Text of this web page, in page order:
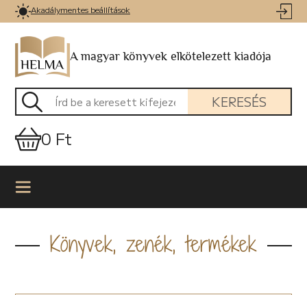
Akadálymentes beállítások
A magyar könyvek elkötelezett kiadója
KERESÉS
0 Ft
Könyvek, zenék, termékek